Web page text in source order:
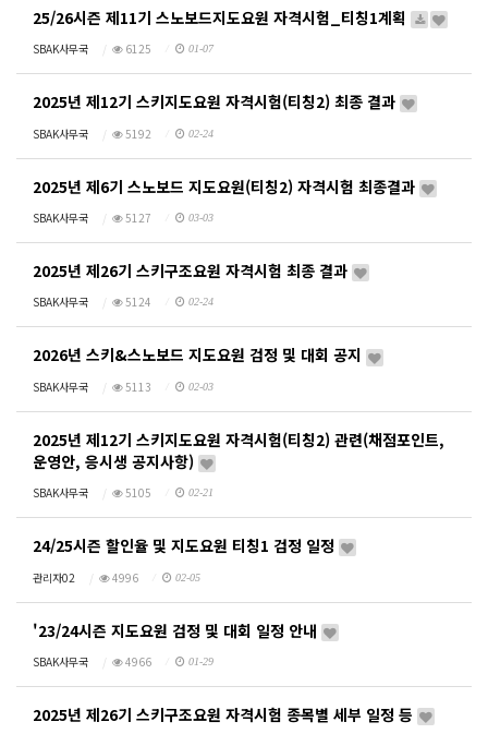
25/26시즌 제11기 스노보드지도요원 자격시험_티칭1계획
SBAK사무국 6125 01-07
2025년 제12기 스키지도요원 자격시험(티칭2) 최종 결과
SBAK사무국 5192 02-24
2025년 제6기 스노보드 지도요원(티칭2) 자격시험 최종결과
SBAK사무국 5127 03-03
2025년 제26기 스키구조요원 자격시험 최종 결과
SBAK사무국 5124 02-24
2026년 스키&스노보드 지도요원 검정 및 대회 공지
SBAK사무국 5113 02-03
2025년 제12기 스키지도요원 자격시험(티칭2) 관련(채점포인트,
운영안, 응시생 공지사항)
SBAK사무국 5105 02-21
24/25시즌 할인율 및 지도요원 티칭1 검정 일정
관리자02 4996 02-05
'23/24시즌 지도요원 검정 및 대회 일정 안내
SBAK사무국 4966 01-29
2025년 제26기 스키구조요원 자격시험 종목별 세부 일정 등